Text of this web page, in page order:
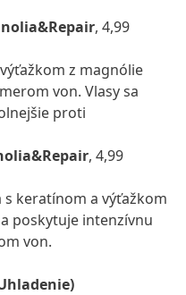
, 4,99
z magnólie
von. Vlasy sa
proti
, 4,99
keratínom a výťažkom
poskytuje intenzívnu
von.